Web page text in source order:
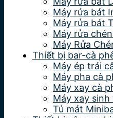
Máy rửa bát
Máy rửa bát
Máy rửa
Máy Rửa
Thiết bị bar-cà
Máy ép trái
Máy pha cà
Máy xay cà
Máy xay sinh
Tủ mát